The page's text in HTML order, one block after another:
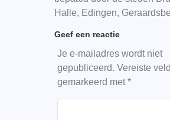
Halle, Edingen,
Geef een reactie
Je e-mailadres wordt niet
gepubliceerd. Vereiste
gemarkeerd met*